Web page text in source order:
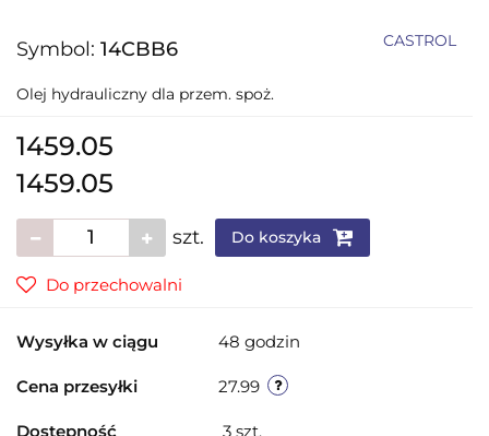
Symbol: 14CBB6 CASTROL
Olej hydrauliczny dla przem. spoż.
1459.05
1459.05
szt. Do koszyka
Do przechowalni
Wysyłka w ciągu 48 godzin
Cena przesyłki 27.99
Dostępność 3 szt.